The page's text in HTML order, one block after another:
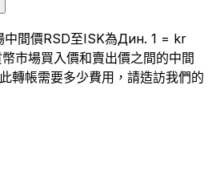
間價RSD至ISK為Дин. 1 = kr
市場買入價和賣出價之間的中間
轉帳需要多少費用，請造訪我們的